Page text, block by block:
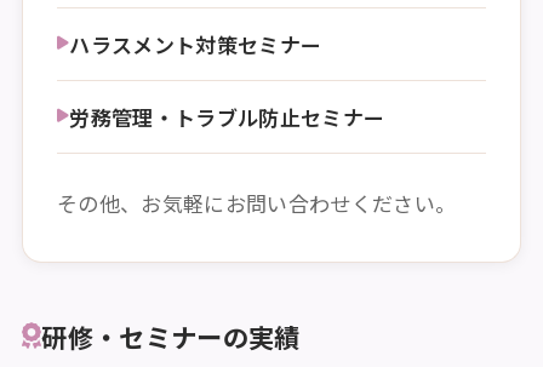
ハラスメント対策セミナー
労務管理・トラブル防止セミナー
その他、お気軽にお問い合わせください。
研修・セミナーの実績